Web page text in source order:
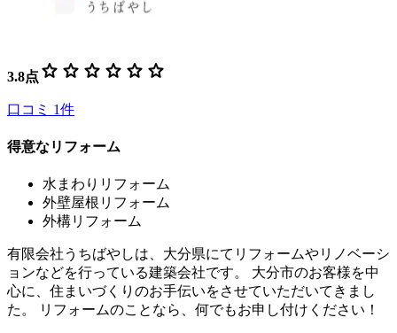
3.8点 star star star star star star
口コミ 1件
得意なリフォーム
水まわりリフォーム
外壁屋根リフォーム
外構リフォーム
有限会社うちばやしは、大分県にてリフォームやリノベーシ
ョンなどを行っている建築会社です。 大分市のお客様を中
心に、住まいづくりのお手伝いをさせていただいてきまし
た。 リフォームのことなら、何でもお申し付けください！